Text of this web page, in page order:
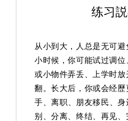
练习
从小到大，人总是无可避
小时候，你可能试过调
或小物件弄丢、上学时
翻。长大后，你或会经
手、离职、朋友移民、
别、分离、终结、再见